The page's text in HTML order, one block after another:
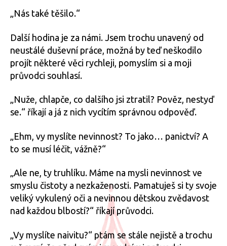
„Nás také těšilo.“
Další hodina je za námi. Jsem trochu unavený od
neustálé duševní práce, možná by teď neškodilo
projít některé věci rychleji, pomyslím si a moji
průvodci souhlasí.
„Nuže, chlapče, co dalšího jsi ztratil? Pověz, nestyď
se.“ říkají a já z nich vycítím správnou odpověď.
„Ehm, vy myslíte nevinnost? To jako… panictví? A
to se musí léčit, vážně?“
„Ale ne, ty truhlíku. Máme na mysli nevinnost ve
smyslu čistoty a nezkaženosti. Pamatuješ si ty svoje
veliký vykulený oči a nevinnou dětskou zvědavost
nad každou blbostí?“ říkají průvodci.
„Vy myslíte naivitu?“ ptám se stále nejistě a trochu